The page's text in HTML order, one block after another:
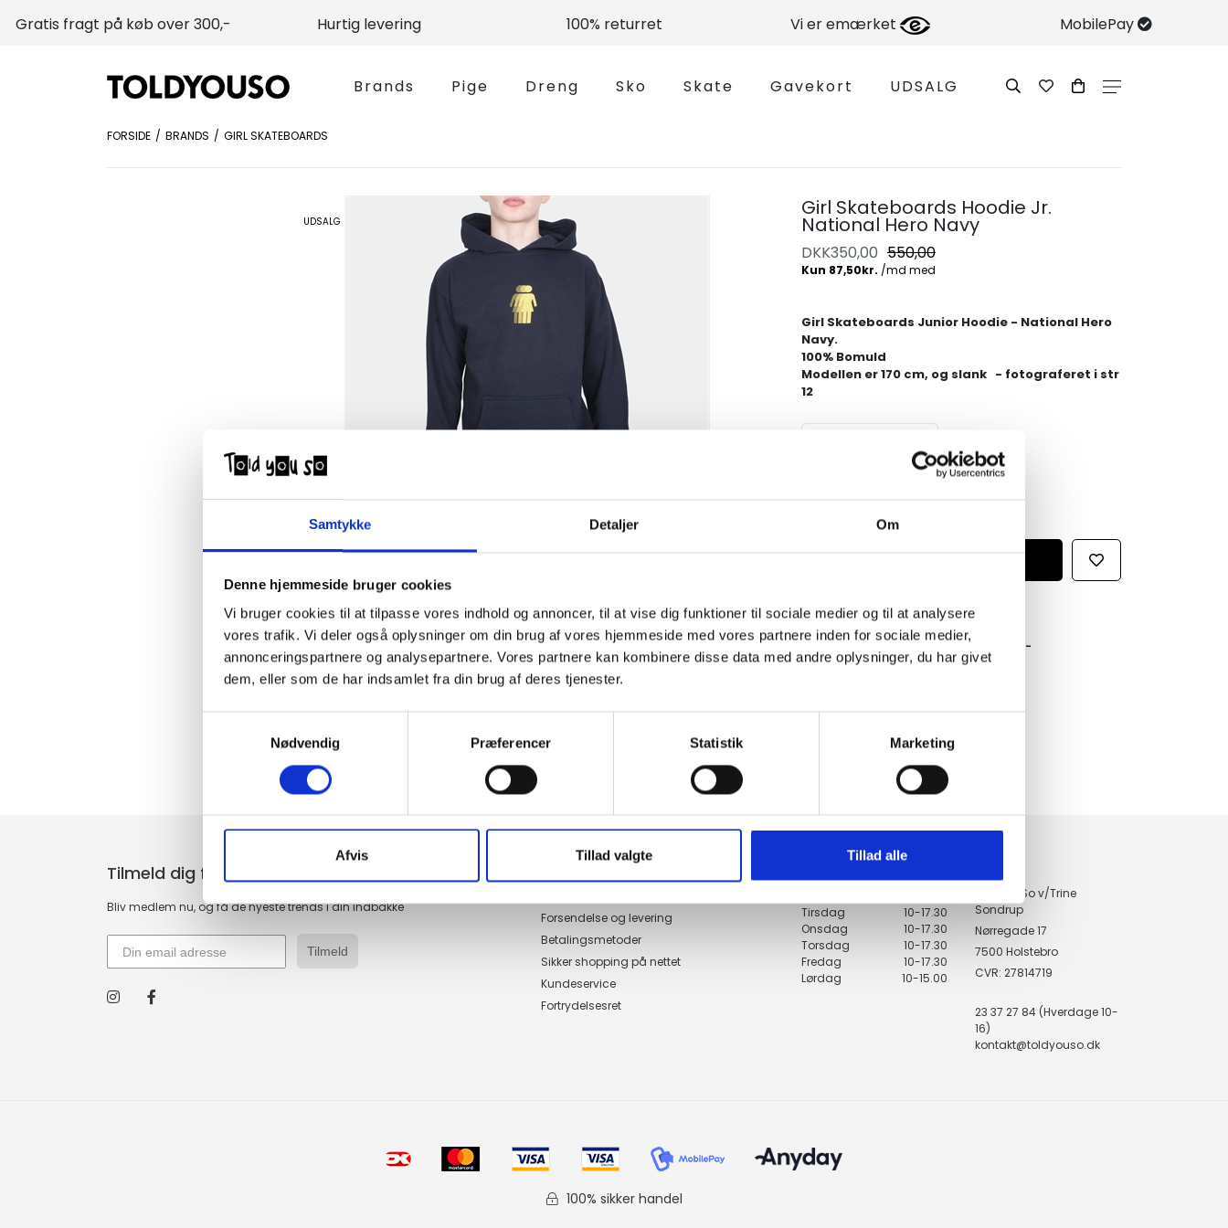
Samtykke Detaljer Om
Denne hjemmeside bruger cookies
Vi bruger cookies til at tilpasse vores indhold og annoncer, til at vise dig funktioner til sociale medier og til at analysere
vores trafik. Vi deler også oplysninger om din brug af vores hjemmeside med vores partnere inden for sociale medier,
annonceringspartnere og analysepartnere. Vores partnere kan kombinere disse data med andre oplysninger, du har givet
dem, eller som de har indsamlet fra din brug af deres tjenester.
Nødvendig
Præferencer Statistik Marketing
Afvis Tillad valgte Tillad alle
Gratis fragt på køb over 300,- Hurtig levering 100% returret Vi er emærket MobilePay
Brands Pige Dreng Sko Skate Gavekort UDSALG
FORSIDE BRANDS GIRL SKATEBOARDS
UDSALG
Girl Skateboards Hoodie Jr.
National Hero Navy
DKK350,00 550,00
Girl Skateboards Junior Hoodie - National Hero
Navy.
100% Bomuld
Modellen er 170 cm, og slank - fotograferet i str
12
GRATIS FRAGT PÅ KØB OVER 300,-
På ordre under er fragtprisen 29,-
Ved bestilling inden kl. 16.00
KUNDESERVICE & SUPPORT
14 DAGES fortrydelsesret
Tilmeld dig fashion news
Bliv medlem nu, og få de nyeste trends i din indbakke
Tilmeld
Forsendelse og levering
Betalingsmetoder
Sikker shopping på nettet
Kundeservice
Fortrydelsesret
Tirsdag
10-17.30
Onsdag
10-17.30
Torsdag
10-17.30
Fredag
10-17.30
Lørdag
10-15.00
ToldYouSo v/Trine
Sondrup
Nørregade 17
7500 Holstebro
CVR: 27814719
23 37 27 84 (Hverdage 10-
16)
kontakt@toldyouso.dk
100% sikker handel